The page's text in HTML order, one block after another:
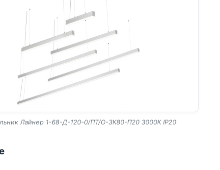
Лайнер 1-68-Д-120-0/ПТ/О-3К80-П20 3000К IP20